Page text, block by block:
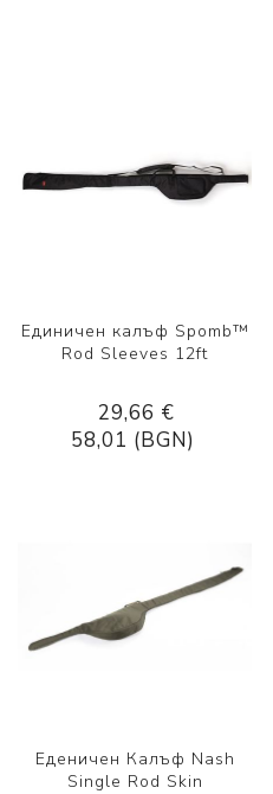
Единичен калъф Spomb™
Rod Sleeves 12ft
29,66 €
58,01 (BGN)
Еденичен Калъф Nash
Single Rod Skin